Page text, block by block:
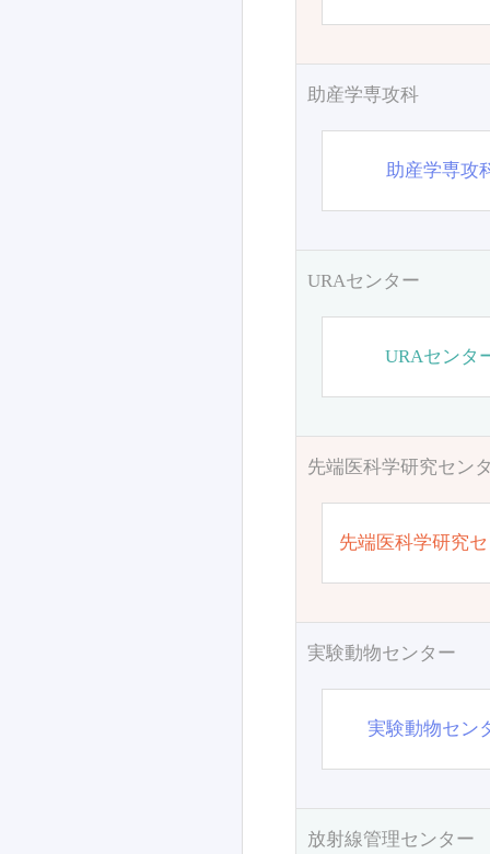
助産学専攻科
助産学専攻
URAセンター
URAセンタ
先端医科学研究セン
先端医科学研究
実験動物センター
実験動物セン
放射線管理センター